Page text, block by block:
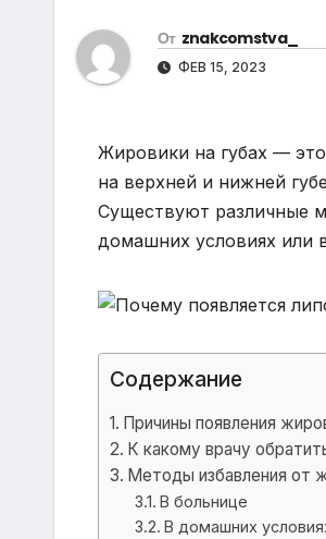
От znakcomstva_
ФЕВ 15, 2023
Жировики на губах —
на верхней и нижней
Существуют различные
домашних условиях или
Содержание
Причины появления
К какому врачу
Методы избавления от
В больнице
В домашних